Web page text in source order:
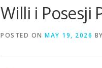
Willi i Posesji
POSTED ON MAY 19, 2026 BY